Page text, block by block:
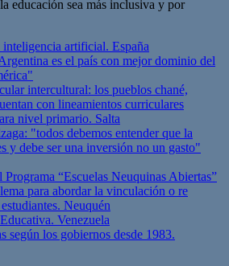
educación sea más inclusiva y por